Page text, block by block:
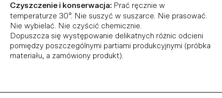
Czyszczenie i konserwacja: Prać ręcznie w
temperaturze 30°. Nie suszyć w suszarce. Nie prasować.
Nie wybielać. Nie czyścić chemicznie.
Dopuszcza się występowanie delikatnych różnic odcieni
pomiędzy poszczególnymi partiami produkcyjnymi (próbka
materiału, a zamówiony produkt).